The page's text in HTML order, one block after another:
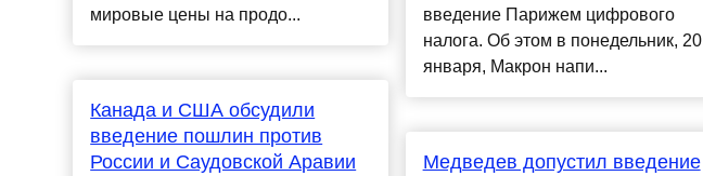
мировые цены на продо...
Канада и США обсудили
введение пошлин против
России и Саудовской Аравии
введение Парижем цифрового
налога. Об этом в понедельник, 20
января, Макрон напи...
Медведев допустил введение